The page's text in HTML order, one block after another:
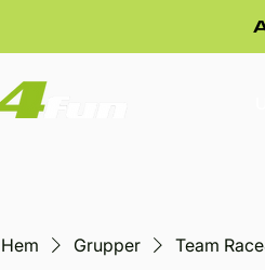
Hem Grupper Team